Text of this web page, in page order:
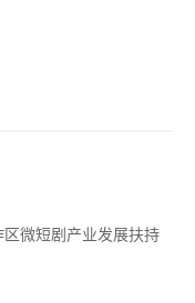
微短剧产业发展扶持